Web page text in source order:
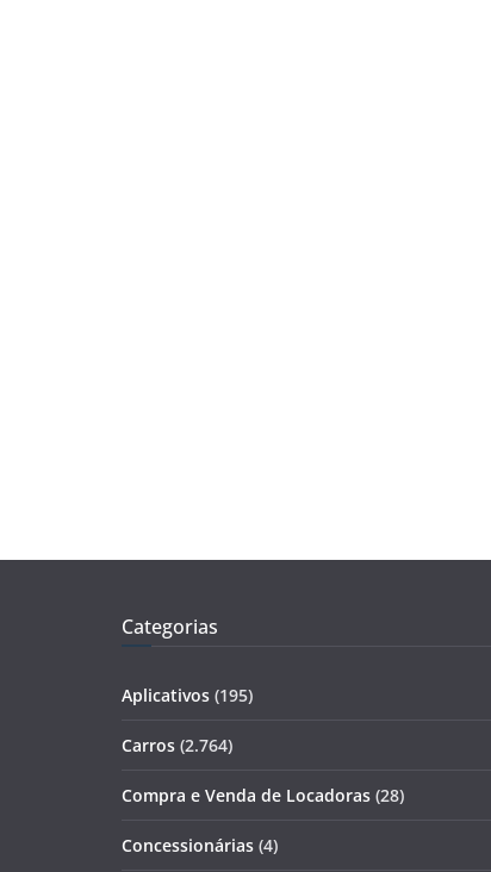
Categorias
Aplicativos (195)
Carros (2.764)
Compra e Venda de Locadoras (28)
Concessionárias (4)